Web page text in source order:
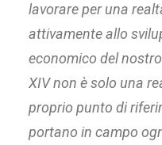
lavorare per una
attivamente allo
economico del
XIV non è solo una
proprio punto di
portano in campo